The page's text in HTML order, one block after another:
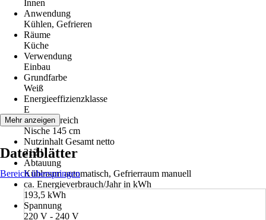
Innen
Anwendung
Kühlen, Gefrieren
Räume
Küche
Verwendung
Einbau
Grundfarbe
Weiß
Energieeffizienzklasse
E
Einsatzbereich
Nische 145 cm
Nutzinhalt Gesamt netto
212 l
Abtauung
Kühlraum automatisch, Gefrierraum manuell
ca. Energieverbrauch/Jahr in kWh
193,5 kWh
Spannung
220 V - 240 V
Mehr anzeigen
Datenblätter
Bereich überspringen